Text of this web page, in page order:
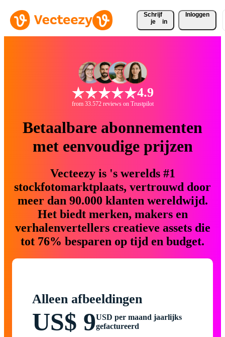
Schrijf
je
in
Inloggen
4.9
from 33.572 reviews on Trustpilot
Betaalbare abonnementen
met eenvoudige prijzen
Vecteezy is 's werelds #1
stockfotomarktplaats, vertrouwd door
meer dan 90.000 klanten wereldwijd.
Het biedt merken, makers en
verhalenvertellers creatieve assets die
tot 76% besparen op tijd en budget.
Alleen afbeeldingen
US$ 9USD per maand jaarlijks
gefactureerd